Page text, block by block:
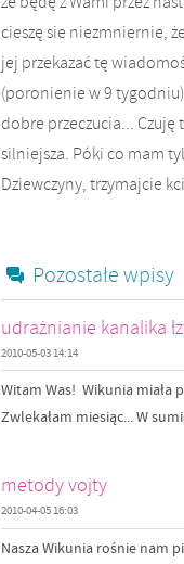
cieszę sie niezmniernie,
jej przekazać tę
(poronienie w 9
dobre przeczucia...
silniejsza. Póki co mam
Dziewczyny, trzymajcie
Pozostałe wpisy
udrażnianie kanalika
2010-05-03 14:14
Witam Was! Wikunia miała
Zwlekałam miesiąc... W
metody vojty
2010-04-05 16:03
Nasza Wikunia rośnie nam